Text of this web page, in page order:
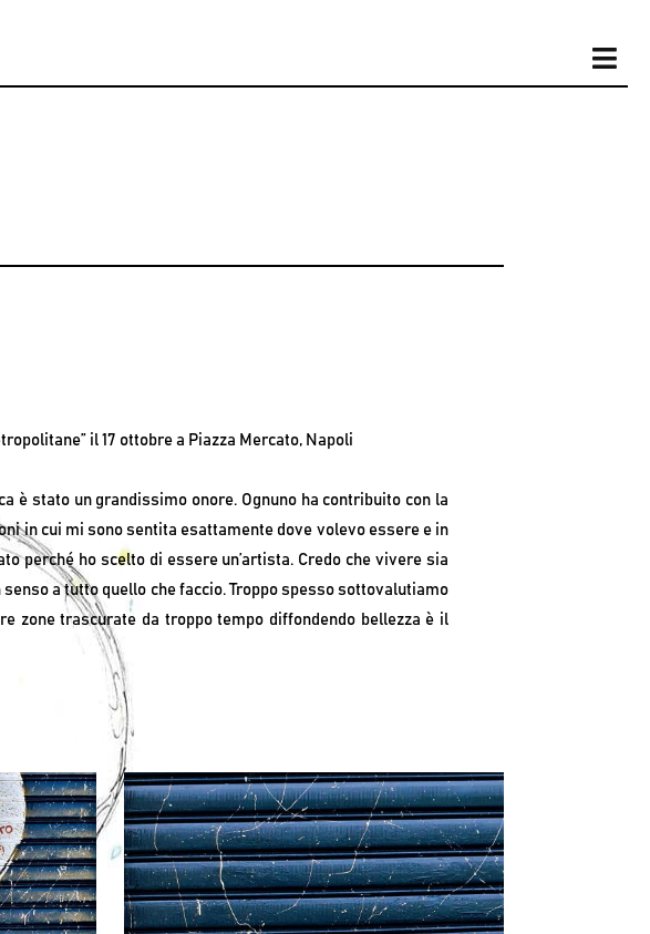
il 17 ottobre a Piazza Mercato, Napoli
è stato un grandissimo onore. Ognuno ha contribuito con la
in cui mi sono sentita esattamente dove volevo essere e in
perché ho scelto di essere un’artista. Credo che vivere sia
a tutto quello che faccio. Troppo spesso sottovalutiamo
zone trascurate da troppo tempo diffondendo bellezza è il